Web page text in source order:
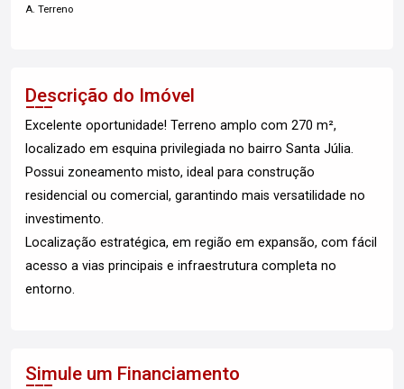
A. Terreno
Descrição do Imóvel
Excelente oportunidade! Terreno amplo com 270 m²,
localizado em esquina privilegiada no bairro Santa Júlia.
Possui zoneamento misto, ideal para construção
residencial ou comercial, garantindo mais versatilidade no
investimento.
Localização estratégica, em região em expansão, com fácil
acesso a vias principais e infraestrutura completa no
entorno.
Simule um Financiamento